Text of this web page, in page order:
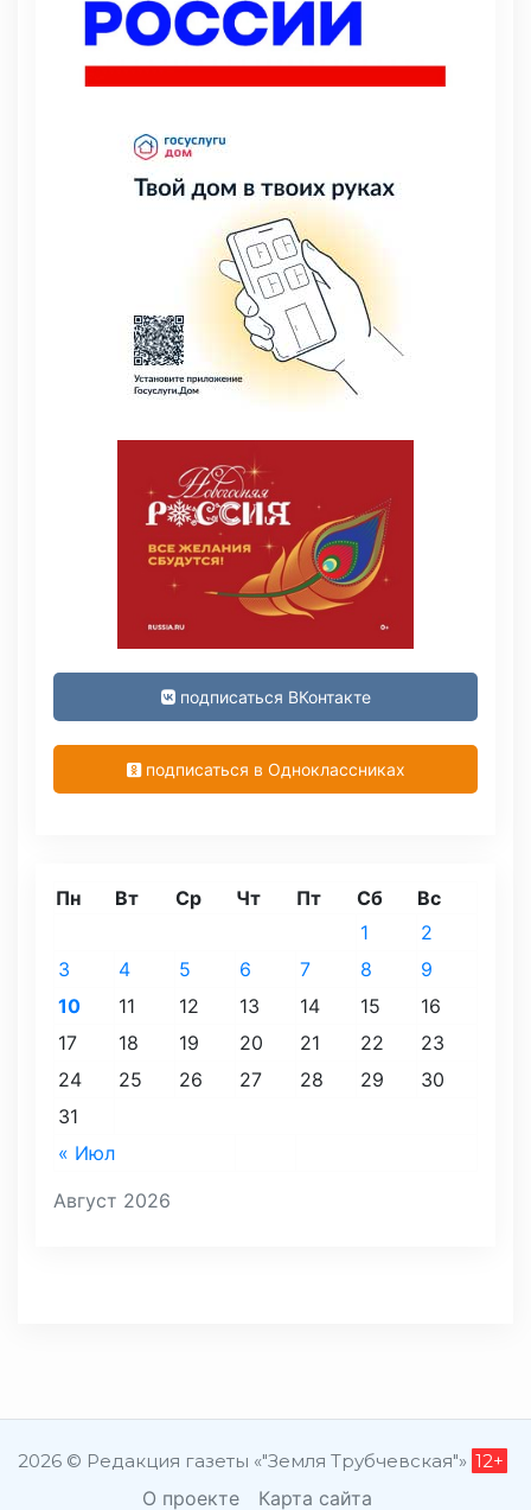
подписаться ВКонтакте
подписаться в Одноклассниках
Август 2026
Пн Вт Ср Чт Пт Сб Вс
« Июл
1
2
3
4 5 6 7 8
9
10
11 12 13 14 15
16
17
18 19 20 21 22
23
24
25 26 27 28 29
30
31
2026 © Редакция газеты «"Земля Трубчевская"» 12+
О проекте Карта сайта